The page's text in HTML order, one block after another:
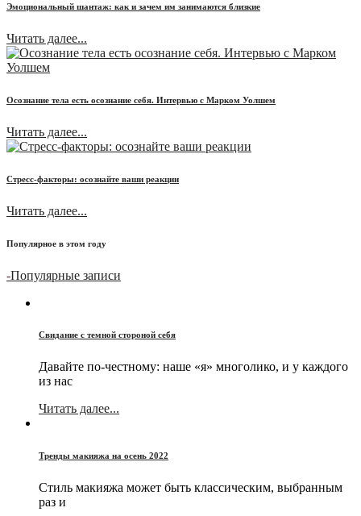
Эмоциональный шантаж: как и зачем им занимаются близкие
Читать далее...
Осознание тела есть осознание себя. Интервью с Марком Уолшем
Читать далее...
Стресс-факторы: осознайте ваши реакции
Читать далее...
Популярное в этом году
-Популярные записи
Свидание с темной стороной себя
Давайте по-честному: наше «я» многолико, и у каждого
из нас
Читать далее...
Тренды макияжа на осень 2022
Стиль макияжа может быть классическим, выбранным
раз и